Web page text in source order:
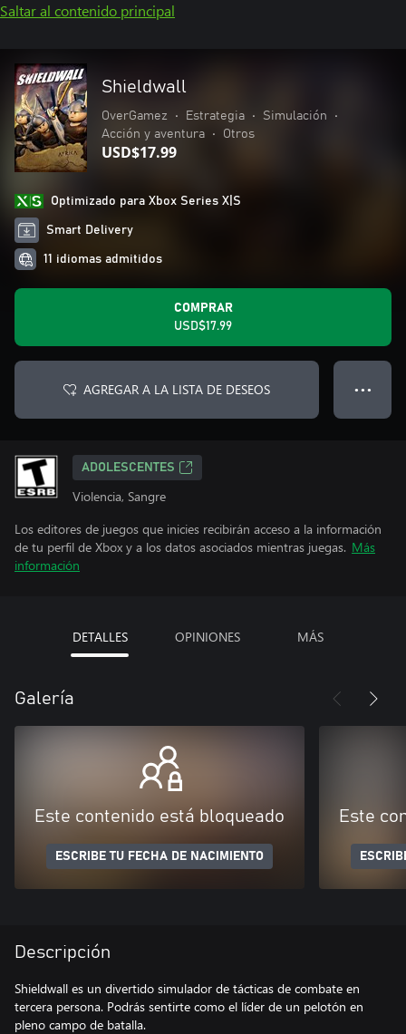
Saltar al contenido principal
Shieldwall
OverGamez • Estrategia • Simulación
•
Acción y aventura
• Otros
USD$17.99
Optimizado para Xbox Series X|S
Smart Delivery
11 idiomas admitidos
COMPRAR
USD$17.99
AGREGAR A LA LISTA DE DESEOS ● ● ●
ADOLESCENTES
Violencia, Sangre
Los editores de juegos que inicies recibirán acceso a la información
de tu perfil de Xbox y a los datos asociados mientras juegas. Más
información
DETALLES OPINIONES MÁS
Galería
Este contenido está bloqueado
ESCRIBE TU FECHA DE NACIMIENTO
Este
Descripción
Shieldwall es un divertido simulador de tácticas de combate en
tercera persona. Podrás sentirte como el líder de un pelotón en
pleno campo de batalla.